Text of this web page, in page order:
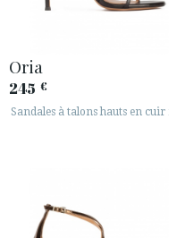
· CHANGEMENTS ET
· POLITIQUE DE
· TERMES ET CONDITIONS
Oria
245 €
Sandales à talons hauts en